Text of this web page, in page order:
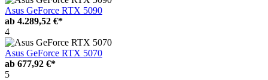
Asus GeForce RTX 5090
ab 4.289,52 €*
4
Asus GeForce RTX 5070
ab 677,92 €*
5